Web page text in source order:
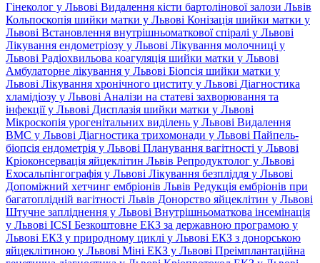
Гінеколог у Львові Видалення кісти бартолінової залози Львів
Кольпоскопія шийки матки у Львові Конізація шийки матки у
Львові Встановлення внутрішньоматкової спіралі у Львові
Лікування ендометріозу у Львові Лікування молочниці у
Львові Радіохвильова коагуляція шийки матки у Львові
Амбулаторне лікування у Львові Біопсія шийки матки у
Львові Лікування хронічного циститу у Львові Діагностика
хламідіозу у Львові Аналізи на статеві захворювання та
інфекції у Львові Дисплазія шийки матки у Львові
Мікроскопія урогенітальних виділень у Львові Видалення
ВМС у Львові Діагностика трихомонади у Львові Пайпель-
біопсія ендометрія у Львові Планування вагітності у Львові
Кріоконсервація яйцеклітин Львів Репродуктолог у Львові
Ехосальпінгографія у Львові Лікування безпліддя у Львові
Допоміжний хетчинг ембріонів Львів Редукція ембріонів при
багатоплідній вагітності Львів Донорство яйцеклітин у Львові
Штучне запліднення у Львові Внутрішньоматкова інсемінація
у Львові ICSI Безкоштовне ЕКЗ за державною програмою у
Львові ЕКЗ у природному циклі у Львові ЕКЗ з донорською
яйцеклітиною у Львові Міні ЕКЗ у Львові Преімплантаційна